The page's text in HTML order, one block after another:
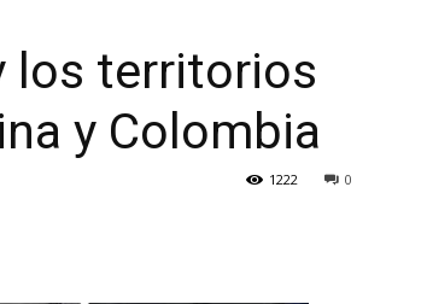
los territorios
y Colombia
0
1222